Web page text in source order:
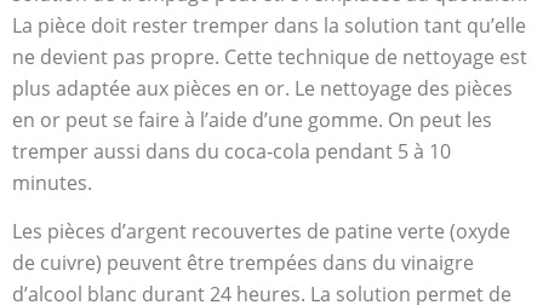
La pièce doit rester tremper dans la solution tant qu’elle
ne devient pas propre. Cette technique de nettoyage est
plus adaptée aux pièces en or. Le nettoyage des pièces
en or peut se faire à l’aide d’une gomme. On peut les
tremper aussi dans du coca-cola pendant 5 à 10
minutes.
Les pièces d’argent recouvertes de patine verte (oxyde
de cuivre) peuvent être trempées dans du vinaigre
d’alcool blanc durant 24 heures. La solution permet de